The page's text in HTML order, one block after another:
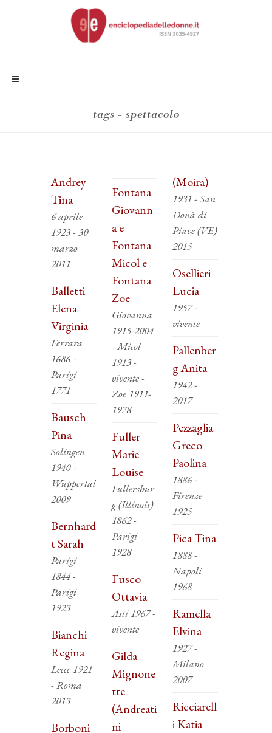
tags - spettacolo
Andrey
Tina
6 aprile
1923 - 30
marzo
2011
Balletti
Elena
Virginia
Ferrara
1686 -
Parigi
1771
Bausch
Pina
Solingen
1940 -
Wuppertal
2009
Bernhard
t Sarah
Parigi
1844 -
Parigi
1923
Bianchi
Regina
Lecce 1921
- Roma
2013
Borboni
Fontana
Giovann
a e
Fontana
Micol e
Fontana
Zoe
Giovanna
1915-2004
- Micol
1913 -
vivente -
Zoe 1911-
1978
Fuller
Marie
Louise
Fullersbur
g (Illinois)
1862 -
Parigi
1928
Fusco
Ottavia
Asti 1967 -
vivente
Gilda
Mignone
tte
(Andreati
ni
(Moira)
1931 - San
Donà di
Piave (VE)
2015
Osellieri
Lucia
1957 -
vivente
Pallenber
g Anita
1942 -
2017
Pezzaglia
Greco
Paolina
1886 -
Firenze
1925
Pica Tina
1888 -
Napoli
1968
Ramella
Elvina
1927 -
Milano
2007
Ricciarell
i Katia